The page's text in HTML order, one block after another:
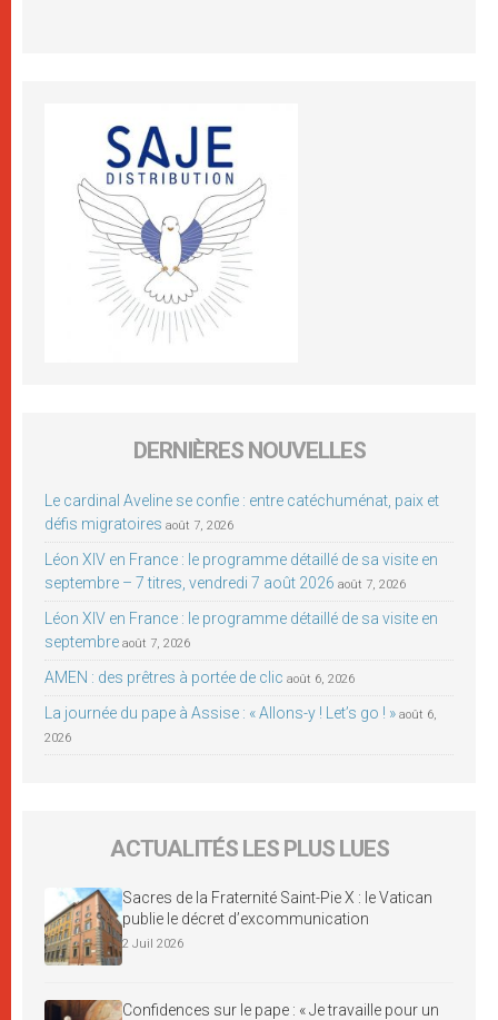
DERNIÈRES NOUVELLES
Le cardinal Aveline se confie : entre catéchuménat, paix et
défis migratoires août 7, 2026
Léon XIV en France : le programme détaillé de sa visite en
septembre – 7 titres, vendredi 7 août 2026 août 7, 2026
Léon XIV en France : le programme détaillé de sa visite en
septembre août 7, 2026
AMEN : des prêtres à portée de clic août 6, 2026
La journée du pape à Assise : « Allons-y ! Let’s go ! » août 6,
2026
ACTUALITÉS LES PLUS LUES
Sacres de la Fraternité Saint-Pie X : le Vatican
publie le décret d’excommunication
2 Juil 2026
Confidences sur le pape : « Je travaille pour un